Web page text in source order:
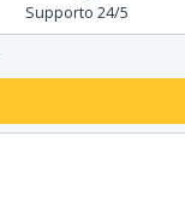
Supporto 24/5